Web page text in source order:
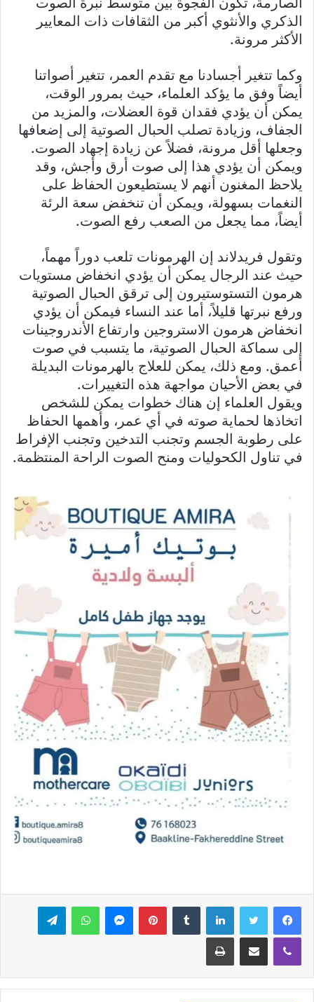
الذكري والأنثوي أكبر من الثقافات ذات المعايير
الأكثر مرونة.
وكما تتغير أجسادنا مع تقدم العمر، تتغير أصواتنا
أيضاً وفق ما يؤكد العلماء، حيث بمرور الوقت،
يمكن أن يؤدي فقدان قوة العضلات، والمزيد من
الجفاف، وزيادة تصلب الحبال الصوتية إلى إضعافها
وجعلها أقل مرونة، فضلاً عن زيادة إجهاد الصوت.
ويمكن أن يؤدي هذا إلى صوت أرق وأجش، وقد
يلاحظ المغنون أنهم لا يستطيعون الحفاظ على
النغمات بسهولة، ويمكن أن تنخفض سعة الرئة
أيضاً، مما يجعل من الصعب رفع الصوت.
وتقول فريدلاند إن الهرمونات تلعب دوراً مهماً،
حيث عند الرجال يمكن أن يؤدي انخفاض مستويات
هرمون التستوستيرون إلى ترقق الحبال الصوتية
ورفع نبرتها قليلاً، أما عند النساء فيمكن أن يؤدي
انخفاض هرمون الاستروجين وارتفاع الأندروجينات
إلى سماكة الحبال الصوتية، ما يتسبب في صوت
أعمق. ومع ذلك، يمكن للعلاج بالهرمونات البديلة
في بعض الأحيان مواجهة هذه التغييرات.
ويقول العلماء إن هناك خطوات يمكن للشخص
اتخاذها لحماية صوته في أي عمر، وأهمها الحفاظ
على رطوبة الجسم وتجنب التدخين وتجنب الإفراط
في تناول الكحوليات ومنح الصوت الراحة المنتظمة.
فيسبوك تويتر لينكدإن بينتيريستماسنجر واتساب تيلقرام
ڤايبر مشاركة عبر البريد طباعة